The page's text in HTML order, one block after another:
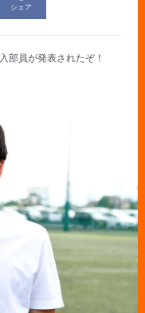
シェア
部員が発表されたぞ！